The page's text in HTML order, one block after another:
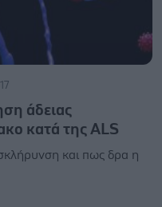
άδειας
κατά της ALS
και πως δρα η